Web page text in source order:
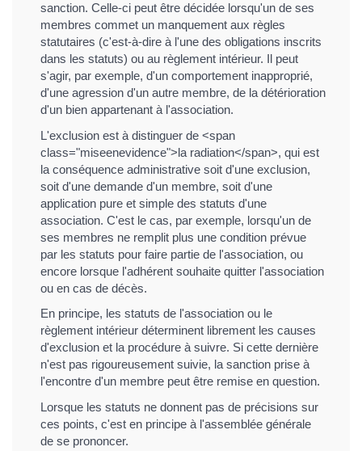
sanction. Celle-ci peut être décidée lorsqu'un de ses
membres commet un manquement aux règles
statutaires (c'est-à-dire à l'une des obligations inscrits
dans les statuts) ou au règlement intérieur. Il peut
s'agir, par exemple, d'un comportement inapproprié,
d'une agression d'un autre membre, de la détérioration
d'un bien appartenant à l'association.
L'exclusion est à distinguer de <span
class="miseenevidence">la radiation</span>, qui est
la conséquence administrative soit d'une exclusion,
soit d'une demande d'un membre, soit d'une
application pure et simple des statuts d'une
association. C'est le cas, par exemple, lorsqu'un de
ses membres ne remplit plus une condition prévue
par les statuts pour faire partie de l'association, ou
encore lorsque l'adhérent souhaite quitter l'association
ou en cas de décès.
En principe, les statuts de l'association ou le
règlement intérieur déterminent librement les causes
d'exclusion et la procédure à suivre. Si cette dernière
n'est pas rigoureusement suivie, la sanction prise à
l'encontre d'un membre peut être remise en question.
Lorsque les statuts ne donnent pas de précisions sur
ces points, c'est en principe à l'assemblée générale
de se prononcer.